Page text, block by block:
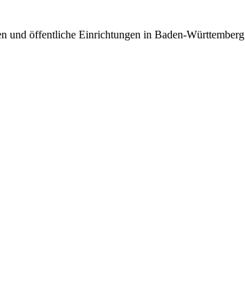
und öffentliche Einrichtungen in Baden-Württemberg